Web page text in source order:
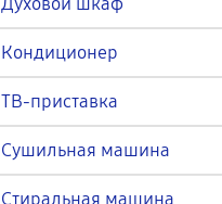
Кондиционер
ТВ-приставка
Сушильная машина
Стиральная машина